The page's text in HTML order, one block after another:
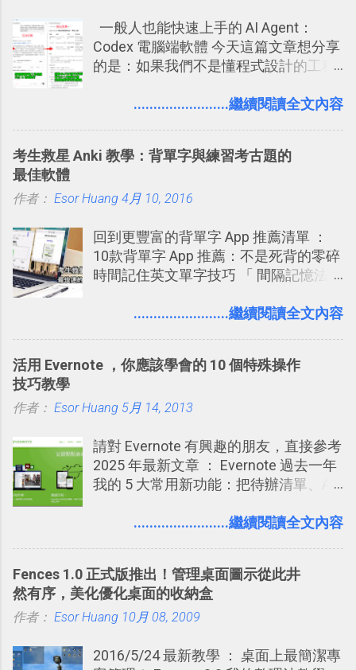
標籤在他的訊息中，或是想把你標籤在
相片圖片裡，現在你都多了一個「事先
審查」的機制，可以決定這些你被標籤
鴉牆上，從而禁止可能的祕密被你其他
一般人也能快速上手的 AI Agent：
Codex 電腦端軟體 今天這篇文章想分享
的是：如果我們不是懂程式設計的工程
（ChatGPT） 的 Codex 工具？ 如何用
打造一個更自動化的電腦工作流程。
........................繼續閱讀全文內容
考生救星 Anki 教學：背單字與練習考古題的
最佳軟體
作者： Esor Huang 4月 10, 2016
回到更豐富的背單字 App 推薦清單 ：
10款背單字 App 推薦：不是死背的零碎
時間記住英文單字技巧 「 間隔記憶法
短期記憶變成長期記憶。 舉例來說我今
強；然後下次快要忘記可能變成相隔一
化，讓記憶延長到可能半個月；那時候
來一個月的記憶長度！就這樣反覆慢慢
拉長時間練習，就能讓一個東西成為腦
海中更深刻的記憶。 問題是，當我們一
要準備數百個考試問題時，自己手動進
練習的記憶卡片，自動規劃要延期複習
的卡片，每天自動產生記憶練習題，這
樣的軟體中最受好評的，或許就是今天
........................繼續閱讀全文內容
活用 Evernote ，你應該學會的 10 個特殊操作
技巧教學
作者： Esor Huang 5月 14, 2013
請對 Evernote 有興趣的朋友，直接參考
2025 年最新文章 ： Evernote 過去一年
我的 5 大常用新功能：把待辦清單、AI
介紹文章： 把不同筆記中的待辦清單統
大綱收合、目錄連結、錨點連結，整理
超長筆記應用案例分享 新功能教學： 會
議記錄不麻煩！我常用兩個 Evernote AI
學： Evernote 新增類似 Google 文件的
........................繼續閱讀全文內容
Fences 1.0 正式版推出！管理桌面圖示從此井
然有序，美化優化桌面的收納盒
作者： Esor Huang 10月 08, 2009
2016/5/24 最新教學 ： 桌面上最簡潔專